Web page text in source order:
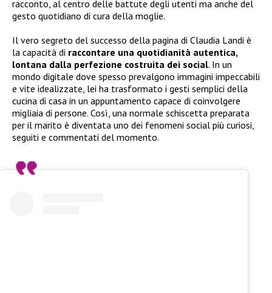
racconto, al centro delle battute degli utenti ma anche del
gesto quotidiano di cura della moglie.
Il vero segreto del successo della pagina di Claudia Landi è
la capacità di raccontare una quotidianità autentica,
lontana dalla perfezione costruita dei social. In un
mondo digitale dove spesso prevalgono immagini impeccabili
e vite idealizzate, lei ha trasformato i gesti semplici della
cucina di casa in un appuntamento capace di coinvolgere
migliaia di persone. Così, una normale schiscetta preparata
per il marito è diventata uno dei fenomeni social più curiosi,
seguiti e commentati del momento.